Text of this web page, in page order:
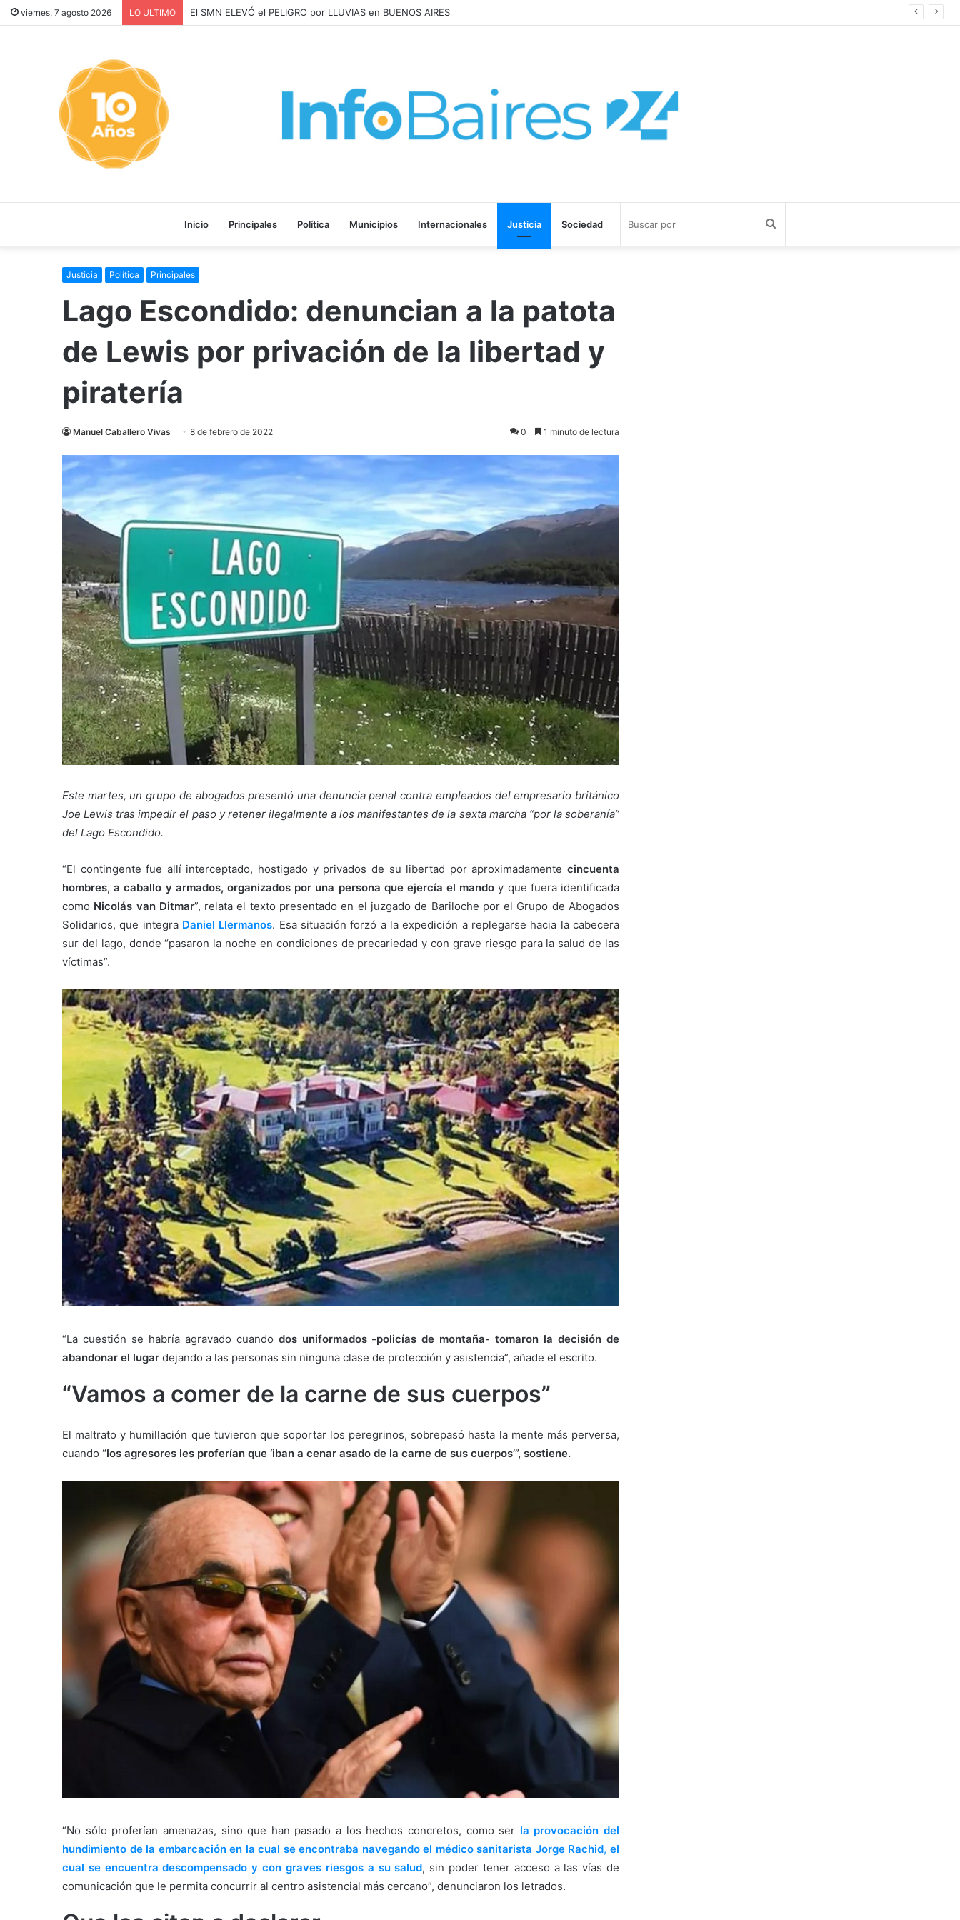
viernes, 7 agosto 2026 LO ULTIMO Los ALQUILERES en CABA AUMENTARON 1,6% en JULIO: 17,5% en 2026
Inicio Principales Política Municipios Internacionales Justicia Sociedad
Justicia Política Principales
Lago Escondido: denuncian a la patota
de Lewis por privación de la libertad y
piratería
Manuel Caballero Vivas 8 de febrero de 2022 0 1 minuto de lectura
Este martes, un grupo de abogados presentó una denuncia penal contra empleados del empresario británico
Joe Lewis tras impedir el paso y retener ilegalmente a los manifestantes de la sexta marcha “por la soberanía”
del Lago Escondido.
“El contingente fue allí interceptado, hostigado y privados de su libertad por aproximadamente cincuenta
hombres, a caballo y armados, organizados por una persona que ejercía el mando y que fuera identificada
como Nicolás van Ditmar”, relata el texto presentado en el juzgado de Bariloche por el Grupo de Abogados
Solidarios, que integra Daniel Llermanos. Esa situación forzó a la expedición a replegarse hacia la cabecera
sur del lago, donde “pasaron la noche en condiciones de precariedad y con grave riesgo para la salud de las
víctimas”.
“La cuestión se habría agravado cuando dos uniformados -policías de montaña- tomaron la decisión de
abandonar el lugar dejando a las personas sin ninguna clase de protección y asistencia”, añade el escrito.
“Vamos a comer de la carne de sus cuerpos”
El maltrato y humillación que tuvieron que soportar los peregrinos, sobrepasó hasta la mente más perversa,
cuando “los agresores les proferían que ‘iban a cenar asado de la carne de sus cuerpos’”, sostiene.
“No sólo proferían amenazas, sino que han pasado a los hechos concretos, como ser la provocación del
hundimiento de la embarcación en la cual se encontraba navegando el médico sanitarista Jorge Rachid,el
cual se encuentra descompensado y con graves riesgos a su salud, sin poder tener acceso a las vías de
comunicación que le permita concurrir al centro asistencial más cercano”, denunciaron los letrados.